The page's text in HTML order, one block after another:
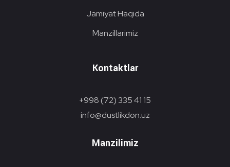
Jamiyat Haqida
Manzillarimiz
Kontaktlar
+998 (72) 335 41 15
info@dustlikdon.uz
Manzilimiz